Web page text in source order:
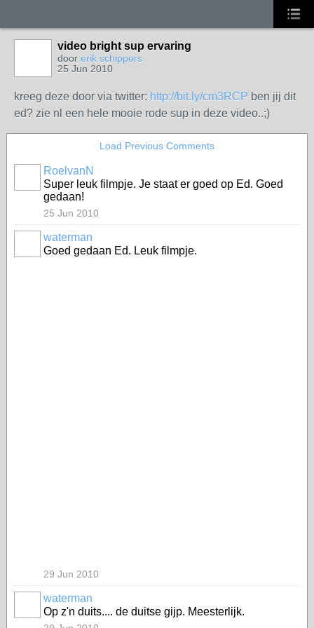
video bright sup ervaring
door erik schippers
25 Jun 2010
kreeg deze door via twitter: http://bit.ly/cm3RCP ben jij dit
ed? zie nl een hele mooie rode sup in deze video..;)
Load Previous Comments
RoelvanN
Super leuk filmpje. Je staat er goed op Ed. Goed
gedaan!
25 Jun 2010
waterman
Goed gedaan Ed. Leuk filmpje.
29 Jun 2010
waterman
Op z'n duits.... de duitse gijp. Meesterlijk.